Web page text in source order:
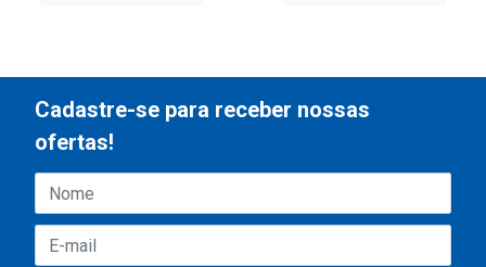
Cadastre-se para receber nossas
ofertas!